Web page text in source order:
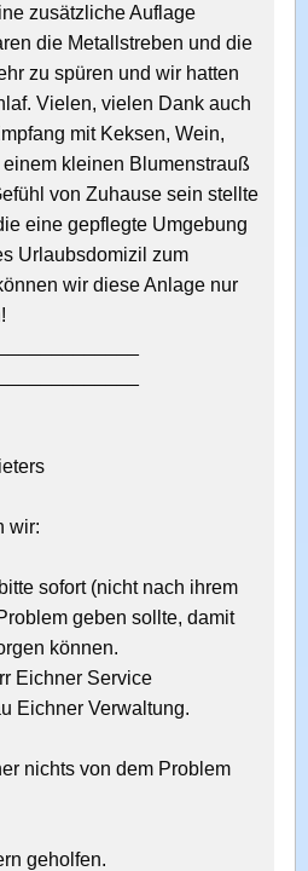
zusätzliche Auflage
die Metallstreben und die
zu spüren und wir hatten
Vielen, vielen Dank auch
mit Keksen, Wein,
kleinen Blumenstrauß
von Zuhause sein stellte
eine gepflegte Umgebung
Urlaubsdomizil zum
wir diese Anlage nur
wir:
sofort (nicht nach ihrem
geben sollte, damit
können.
Eichner Service
Eichner Verwaltung.
nichts von dem Problem
geholfen.